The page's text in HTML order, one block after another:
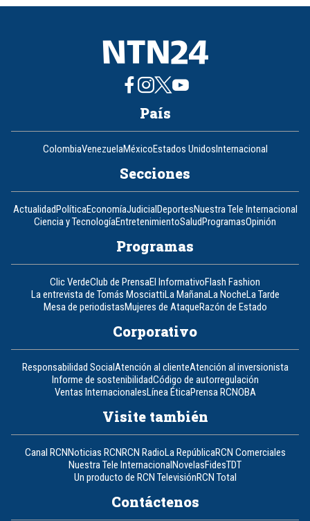
8
País
ColombiaVenezuelaMéxicoEstados UnidosInternacional
Secciones
ActualidadPolíticaEconomíaJudicialDeportesNuestra Tele Internacional
Ciencia y TecnologíaEntretenimientoSaludProgramasOpinión
Programas
Clic VerdeClub de PrensaEl InformativoFlash Fashion
La entrevista de Tomás MosciattiLa MañanaLa NocheLa Tarde
Mesa de periodistasMujeres de AtaqueRazón de Estado
Corporativo
Responsabilidad SocialAtención al clienteAtención al inversionista
Informe de sostenibilidadCódigo de autorregulación
Ventas InternacionalesLínea ÉticaPrensa RCNOBA
Visite también
Canal RCNNoticias RCNRCN RadioLa RepúblicaRCN Comerciales
Nuestra Tele InternacionalNovelasFidesTDT
Un producto de RCN TelevisiónRCN Total
Contáctenos